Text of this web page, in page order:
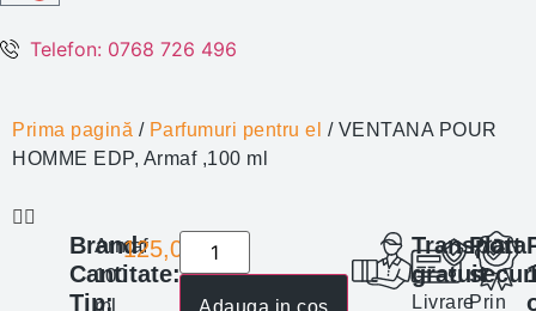
Telefon: 0768 726 496
Prima pagină / Parfumuri pentru el / VENTANA POUR
HOMME EDP, Armaf ,100 ml
Brand:
Cantitate:
Tip:
Armaf
100
ml
125,00 lei
Adauga in cos
Transport
gratuit
Livrare
Plata
Prin